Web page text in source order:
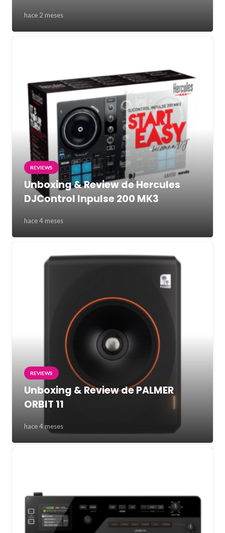
hace 2 meses
REVIEWS
Unboxing & Review de Hercules
DJControl Inpulse 200 MK3
hace 4 meses
REVIEWS
Unboxing & Review de PALMER
ORBIT 11
hace 4 meses